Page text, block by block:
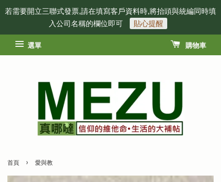
若需要開立三聯式發票,請在填寫客戶資料時,將抬頭與統編同時填
入公司名稱的欄位即可
貼心提醒
選單 購物車
首頁 › 愛與教